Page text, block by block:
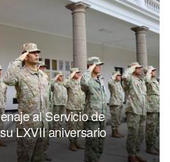
al Servicio de
LXVII aniversario